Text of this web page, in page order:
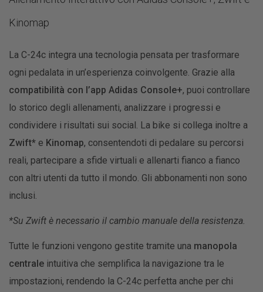
Kinomap
La C-24c integra una tecnologia pensata per trasformare
ogni pedalata in un’esperienza coinvolgente. Grazie alla
compatibilità con l’app Adidas Console+, puoi controllare
lo storico degli allenamenti, analizzare i progressi e
condividere i risultati sui social. La bike si collega inoltre a
Zwift* e Kinomap, consentendoti di pedalare su percorsi
reali, partecipare a sfide virtuali e allenarti fianco a fianco
con altri utenti da tutto il mondo. Gli abbonamenti non sono
inclusi.
*Su Zwift è necessario il cambio manuale della resistenza.
Tutte le funzioni vengono gestite tramite una manopola
centrale intuitiva che semplifica la navigazione tra le
impostazioni, rendendo la C-24c perfetta anche per chi